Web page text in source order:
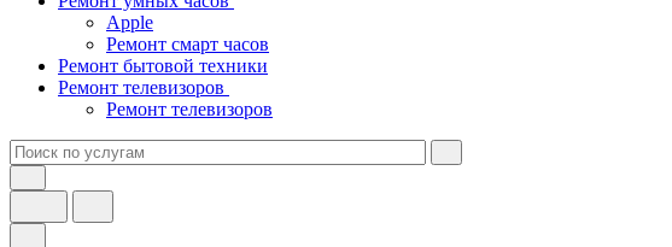
Apple
Ремонт смарт часов
Ремонт бытовой техники
Ремонт телевизоров
Ремонт телевизоров